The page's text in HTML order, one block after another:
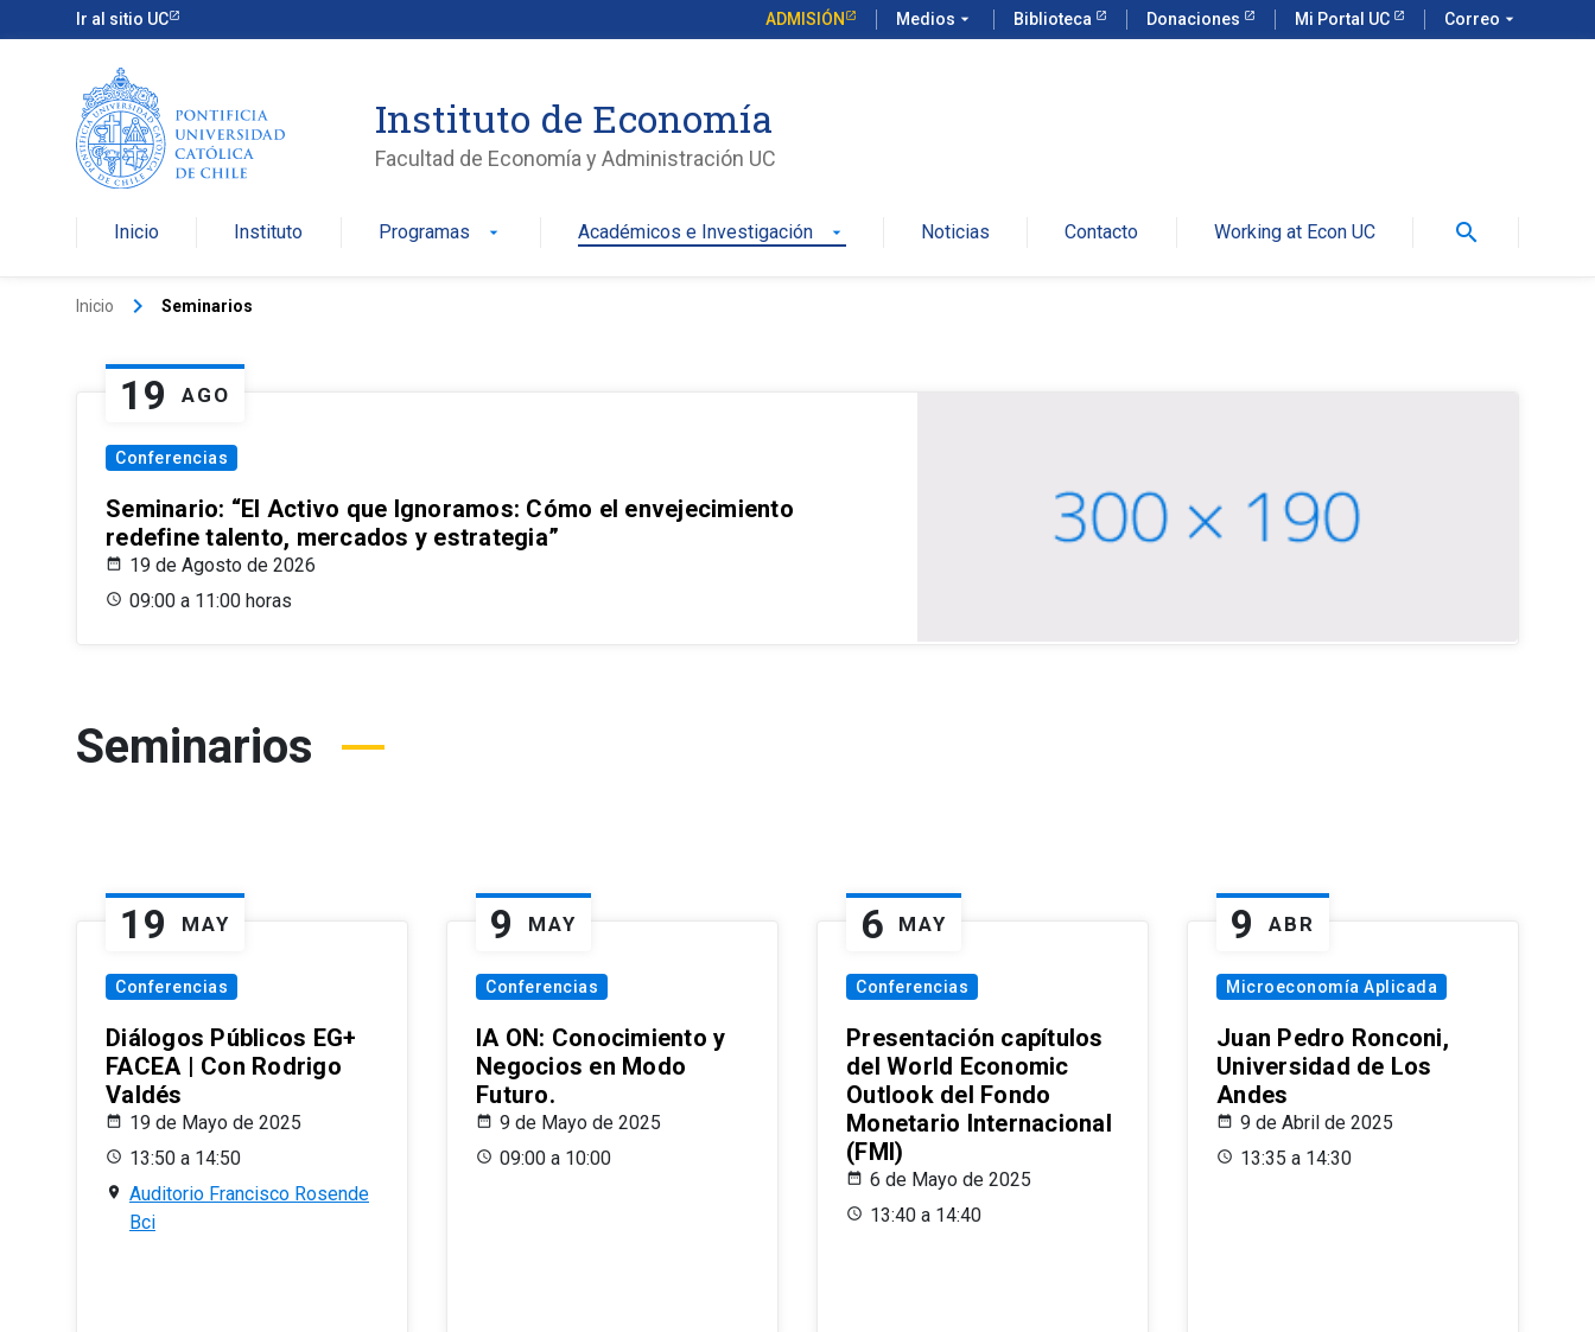
Ir al sitio UC ADMISIÓN Medios arrow_drop_down Biblioteca Donaciones Mi Portal UC Correo arrow_drop_down
Instituto de Economía
Facultad de Economía y Administración UC
Inicio Instituto Programas arrow_drop_down Académicos e Investigación arrow_drop_down Noticias Contacto Working at Econ UC search
Inicio keyboard_arrow_right Seminarios
19 AGO
Conferencias
Seminario: “El Activo que Ignoramos: Cómo el envejecimiento
redefine talento, mercados y estrategia”
19 de Agosto de 2026
09:00 a 11:00 horas
Seminarios
19 MAY
Conferencias
Diálogos Públicos EG+
FACEA | Con Rodrigo
Valdés
19 de Mayo de 2025
13:50 a 14:50
Auditorio Francisco Rosende
Bci
9 MAY
Conferencias
IA ON: Conocimiento y
Negocios en Modo
Futuro.
9 de Mayo de 2025
09:00 a 10:00
6 MAY
Conferencias
Presentación capítulos
del World Economic
Outlook del Fondo
Monetario Internacional
(FMI)
6 de Mayo de 2025
13:40 a 14:40
9 ABR
Microeconomía Aplicada
Juan Pedro Ronconi,
Universidad de Los
Andes
9 de Abril de 2025
13:35 a 14:30